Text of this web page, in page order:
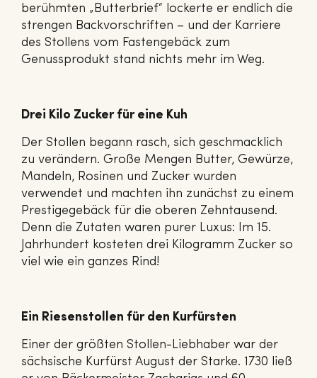
berühmten „Butterbrief“ lockerte er endlich die
strengen Backvorschriften – und der Karriere
des Stollens vom Fastengebäck zum
Genussprodukt stand nichts mehr im Weg.
Drei Kilo Zucker für eine Kuh
Der Stollen begann rasch, sich geschmacklich
zu verändern. Große Mengen Butter, Gewürze,
Mandeln, Rosinen und Zucker wurden
verwendet und machten ihn zunächst zu einem
Prestigegebäck für die oberen Zehntausend.
Denn die Zutaten waren purer Luxus: Im 15.
Jahrhundert kosteten drei Kilogramm Zucker so
viel wie ein ganzes Rind!
Ein Riesenstollen für den Kurfürsten
Einer der größten Stollen-Liebhaber war der
sächsische Kurfürst August der Starke. 1730 ließ